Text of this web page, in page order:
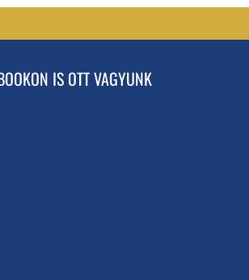
IS OTT VAGYUNK